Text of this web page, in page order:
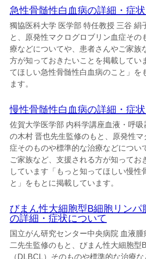
急性骨髄性白血病の詳細・症
獨協医科大学 医学部 特任教授 三谷 絹
と、原発性マクログロブリン血症その
療などについてや、患者さんやご家族
方が知っておきたいことを掲載してい
てほしい急性骨髄性白血病のこと」を
ます。
慢性骨髄性白血病の詳細・症
佐賀大学医学部 内科学講座血液・呼
の木村 晋也先生監修のもと、原発性マ
症そのものや標準的な治療などについ
ご家族など、支援される方が知ってお
しています「もっと知ってほしい慢性
と」をもとに掲載しています。
びまん性大細胞型B細胞リンパ
の詳細・症状について
国立がん研究センター中央病院 血液
二先生監修のもと、びまん性大細胞型
（DLBCL）そのものや標準的な治療